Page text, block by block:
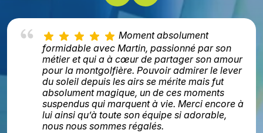
Moment absolument
formidable avec Martin, passionné par son
métier et qui a à cœur de partager son amour
pour la montgolfière. Pouvoir admirer le lever
du soleil depuis les airs se mérite mais fut
absolument magique, un de ces moments
suspendus qui marquent à vie. Merci encore à
lui ainsi qu’à toute son équipe si adorable,
nous nous sommes régalés.